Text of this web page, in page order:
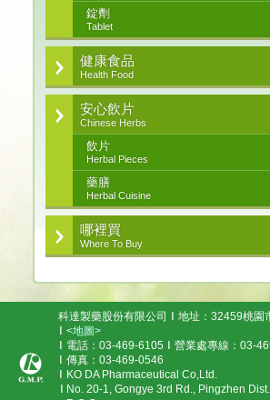
錠劑
Tablet
健康食品
Health Food
安心飲片
Chinese Herbs
飲片
Herbal Pieces
藥膳
Herbal Cuisine
哪裡買
Where To Buy
科達製藥股份有限公司
地址：32459桃園
<地圖>
電話：03-469-6105
營業處專線：03-
傳真：03-469-0546
KO DA Pharmaceutical Co,Ltd.
No. 20-1, Gongye 3rd Rd., Pingzhen